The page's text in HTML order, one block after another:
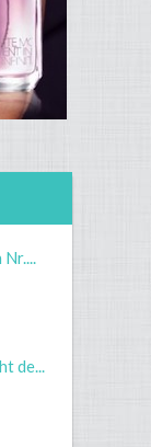
de...